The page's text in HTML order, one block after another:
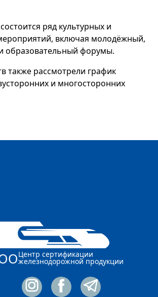
ряд культурных и
включая молодёжный,
образовательный форумы.
также рассмотрели график
и многосторонних
Центр сертификации
железнодорожной продукции